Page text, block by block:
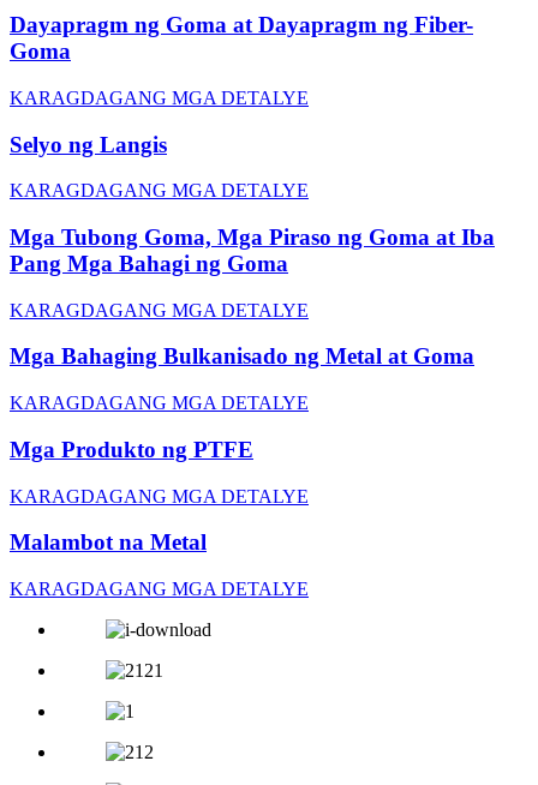
Dayapragm ng Goma at Dayapragm ng Fiber-
Goma
KARAGDAGANG MGA DETALYE
Selyo ng Langis
KARAGDAGANG MGA DETALYE
Mga Tubong Goma, Mga Piraso ng Goma at Iba
Pang Mga Bahagi ng Goma
KARAGDAGANG MGA DETALYE
Mga Bahaging Bulkanisado ng Metal at Goma
KARAGDAGANG MGA DETALYE
Mga Produkto ng PTFE
KARAGDAGANG MGA DETALYE
Malambot na Metal
KARAGDAGANG MGA DETALYE